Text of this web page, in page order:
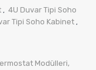
, 4U Duvar Tipi Soho
Tipi Soho Kabinet ,
Modülleri,